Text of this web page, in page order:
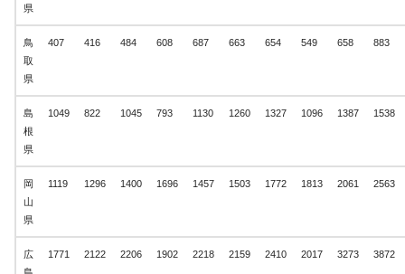
県
鳥
取
県
407 416 484 608 687 663 654 549 658 883
島
根
県
1049 822 1045 793 1130 1260 1327 1096 1387 1538
岡
山
県
1119 1296 1400 1696 1457 1503 1772 1813 2061 2563
広
1771 2122 2206 1902 2218 2159 2410 2017 3273 3872